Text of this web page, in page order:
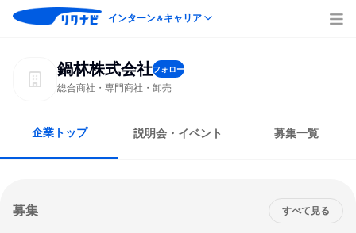
インターン＆キャリア
鍋林株式会社フォロー
総合商社・専門商社・卸売
企業トップ 説明会・イベント 募集一覧
募集 すべて見る